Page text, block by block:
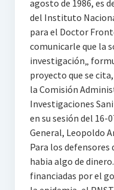
agosto de 1986, es
del Instituto
para el Doctor
comunicarle que la
investigación„
proyecto que se
la Comisión
Investigaciones
en su sesión del 16-
General, Leopoldo
Para los defensores
habia algo de
financiadas por el